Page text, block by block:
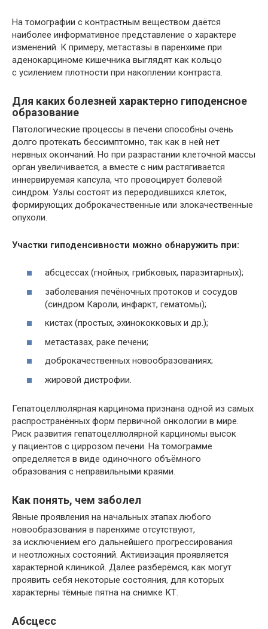
На томографии с контрастным веществом даётся
наиболее информативное представление о характере
изменений. К примеру, метастазы в паренхиме при
аденокарциноме кишечника выглядят как кольцо
с усилением плотности при накоплении контраста.
Для каких болезней характерно гиподенсное
образование
Патологические процессы в печени способны очень
долго протекать бессимптомно, так как в ней нет
нервных окончаний. Но при разрастании клеточной массы
орган увеличивается, а вместе с ним растягивается
иннервируемая капсула, что провоцирует болевой
синдром. Узлы состоят из переродившихся клеток,
формирующих доброкачественные или злокачественные
опухоли.
Участки гиподенсивности можно обнаружить при:
абсцессах (гнойных, грибковых, паразитарных);
заболевания печёночных протоков и сосудов
(синдром Кароли, инфаркт, гематомы);
кистах (простых, эхинококковых и др.);
метастазах, раке печени;
доброкачественных новообразованиях;
жировой дистрофии.
Гепатоцеллюлярная карцинома признана одной из самых
распространённых форм первичной онкологии в мире.
Риск развития гепатоцеллюлярной карциномы высок
у пациентов с циррозом печени. На томограмме
определяется в виде одиночного объёмного
образования с неправильными краями.
Как понять, чем заболел
Явные проявления на начальных этапах любого
новообразования в паренхиме отсутствуют,
за исключением его дальнейшего прогрессирования
и неотложных состояний. Активизация проявляется
характерной клиникой. Далее разберёмся, как могут
проявить себя некоторые состояния, для которых
характерны тёмные пятна на снимке КТ.
Абсцесс